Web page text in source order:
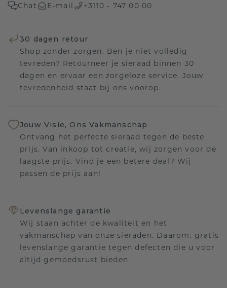
Chat E-mail +3110 - 747 00 00
30 dagen retour
Shop zonder zorgen. Ben je niet volledig
tevreden? Retourneer je sieraad binnen 30
dagen en ervaar een zorgeloze service. Jouw
tevredenheid staat bij ons voorop.
Jouw Visie, Ons Vakmanschap
Ontvang het perfecte sieraad tegen de beste
prijs. Van inkoop tot creatie, wij zorgen voor de
laagste prijs. Vind je een betere deal? Wij
passen de prijs aan!
Levenslange garantie
Wij staan achter de kwaliteit en het
vakmanschap van onze sieraden. Daarom: gratis
levenslange garantie tegen defecten die u voor
altijd gemoedsrust bieden.